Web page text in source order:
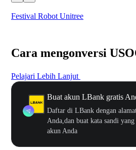
Festival Robot Unitree
Cara mengonversi
Pelajari Lebih Lanjut
Buat akun LBank gratis
Daftar di LBank dengan
Anda,dan buat kata sandi
akun Anda